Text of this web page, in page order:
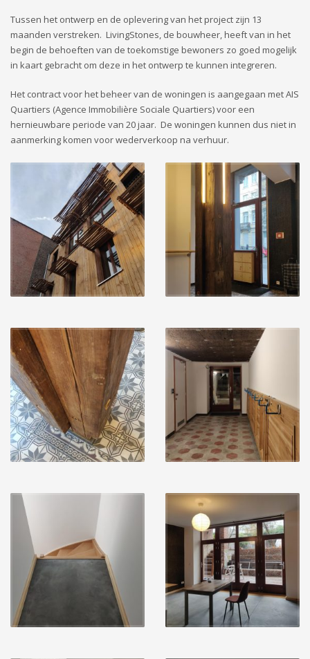
Tussen het ontwerp en de oplevering van het project zijn 13
maanden verstreken. LivingStones, de bouwheer, heeft van in het
begin de behoeften van de toekomstige bewoners zo goed mogelijk
in kaart gebracht om deze in het ontwerp te kunnen integreren.
Het contract voor het beheer van de woningen is aangegaan met AIS
Quartiers (Agence Immobilière Sociale Quartiers) voor een
hernieuwbare periode van 20 jaar. De woningen kunnen dus niet in
aanmerking komen voor wederverkoop na verhuur.